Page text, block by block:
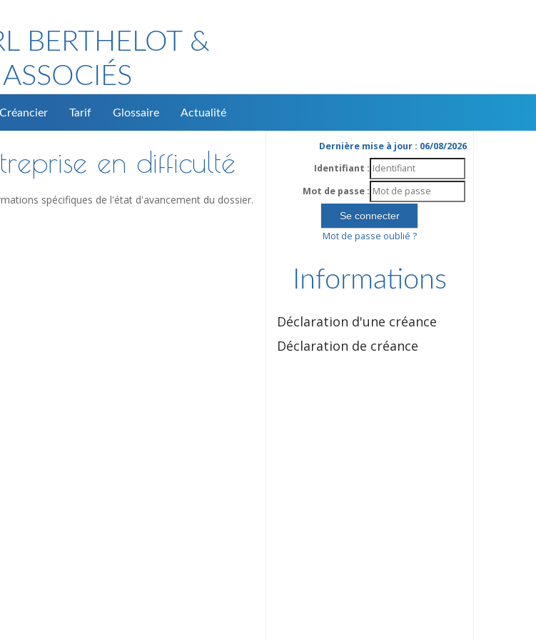
BERTHELOT &
ASSOCIÉS
Créancier Tarif Glossaire Actualité
en difficulté
spécifiques de l'état d'avancement du dossier.
Dernière mise à jour : 06/08/2026
Identifiant :
Mot de passe :
Mot de passe oublié ?
Informations
Déclaration d'une créance
Déclaration de créance